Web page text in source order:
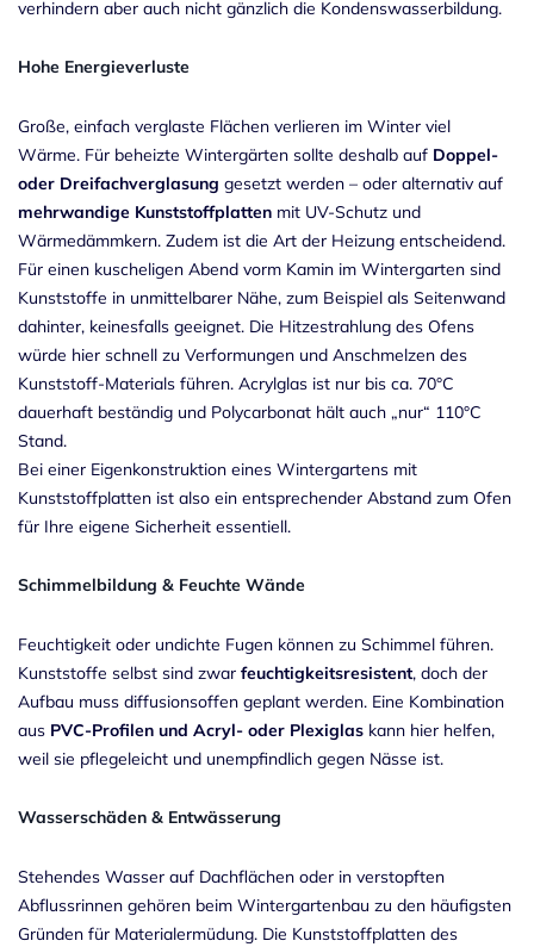
verhindern aber auch nicht gänzlich die Kondenswasserbildung.
Hohe Energieverluste
Große, einfach verglaste Flächen verlieren im Winter viel
Wärme. Für beheizte Wintergärten sollte deshalb auf Doppel-
oder Dreifachverglasung gesetzt werden – oder alternativ auf
mehrwandige Kunststoffplatten mit UV-Schutz und
Wärmedämmkern. Zudem ist die Art der Heizung entscheidend.
Für einen kuscheligen Abend vorm Kamin im Wintergarten sind
Kunststoffe in unmittelbarer Nähe, zum Beispiel als Seitenwand
dahinter, keinesfalls geeignet. Die Hitzestrahlung des Ofens
würde hier schnell zu Verformungen und Anschmelzen des
Kunststoff-Materials führen. Acrylglas ist nur bis ca. 70°C
dauerhaft beständig und Polycarbonat hält auch „nur“ 110°C
Stand.
Bei einer Eigenkonstruktion eines Wintergartens mit
Kunststoffplatten ist also ein entsprechender Abstand zum Ofen
für Ihre eigene Sicherheit essentiell.
Schimmelbildung & Feuchte Wände
Feuchtigkeit oder undichte Fugen können zu Schimmel führen.
Kunststoffe selbst sind zwar feuchtigkeitsresistent, doch der
Aufbau muss diffusionsoffen geplant werden. Eine Kombination
aus PVC-Profilen und Acryl- oder Plexiglas kann hier helfen,
weil sie pflegeleicht und unempfindlich gegen Nässe ist.
Wasserschäden & Entwässerung
Stehendes Wasser auf Dachflächen oder in verstopften
Abflussrinnen gehören beim Wintergartenbau zu den häufigsten
Gründen für Materialermüdung. Die Kunststoffplatten des